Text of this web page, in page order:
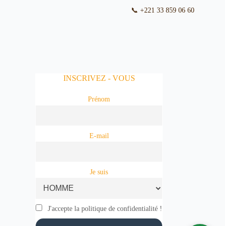
📞 +221 33 859 06 60
INSCRIVEZ - VOUS
Prénom
E-mail
Je suis
J'accepte la politique de confidentialité !